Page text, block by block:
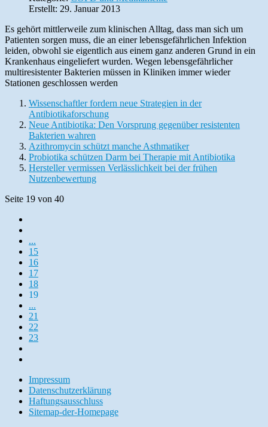
Erstellt: 29. Januar 2013
Es gehört mittlerweile zum klinischen Alltag, dass man sich um
Patienten sorgen muss, die an einer lebensgefährlichen Infektion
leiden, obwohl sie eigentlich aus einem ganz anderen Grund in ein
Krankenhaus eingeliefert wurden. Wegen lebensgefährlicher
multiresistenter Bakterien müssen in Kliniken immer wieder
Stationen geschlossen werden
Wissenschaftler fordern neue Strategien in der
Antibiotikaforschung
Neue Antibiotika: Den Vorsprung gegenüber resistenten
Bakterien wahren
Azithromycin schützt manche Asthmatiker
Probiotika schützen Darm bei Therapie mit Antibiotika
Hersteller vermissen Verlässlichkeit bei der frühen
Nutzenbewertung
Seite 19 von 40
...
15
16
17
18
19
...
21
22
23
Impressum
Datenschutzerklärung
Haftungsausschluss
Sitemap-der-Homepage